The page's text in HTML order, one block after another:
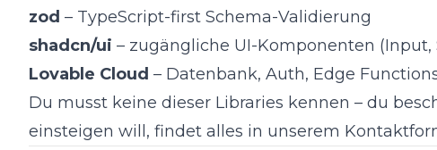
zod – TypeScript-first Schema-Validierung
shadcn/ui – zugängliche UI-Komponenten (Input,
Lovable Cloud – Datenbank, Auth, Edge
Du musst keine dieser Libraries kennen – du
einsteigen will, findet alles in unserem